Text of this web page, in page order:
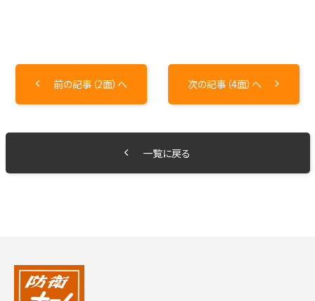
前の記事（2面）へ 次の記事（4面）へ
一覧に戻る